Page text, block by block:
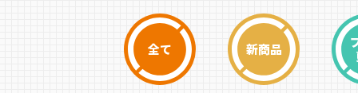
全て 新商品